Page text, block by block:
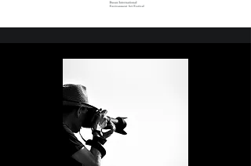
자연의 순환 원리와 영속성을
조형이념으로, 이 시대를 말하
는 조형원리와 요소를 갖춘 작
것만 보는 것이 아니라 이면의
세계, 내면의 가치를 통찰해야
작품에 깊이를 더할 수 있다는
본인만의 예술철학인 동시에
삶의 기준으로 창작한다. 그래